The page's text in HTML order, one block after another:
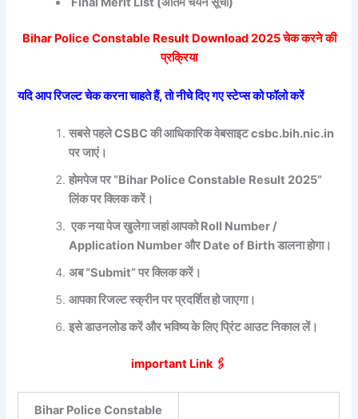
Bihar Police Constable Result Download 2025 चेक करने की
प्रक्रिया
यदि आप रिजल्ट चेक करना चाहते हैं, तो नीचे दिए गए स्टेप्स को फॉलो करें
सबसे पहले CSBC की आधिकारिक वेबसाइट csbc.bih.nic.in
पर जाएं।
होमपेज पर “Bihar Police Constable Result 2025”
लिंक पर क्लिक करें।
एक नया पेज खुलेगा जहां आपको Roll Number /
Application Number और Date of Birth डालना होगा।
अब “Submit” पर क्लिक करें।
आपका रिजल्ट स्क्रीन पर प्रदर्शित हो जाएगा।
इसे डाउनलोड करें और भविष्य के लिए प्रिंट आउट निकाल लें।
important Link 🖇️
Bihar Police Constable